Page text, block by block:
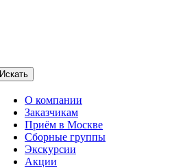
Искать
О компании
Заказчикам
Приём в Москве
Сборные группы
Экскурсии
Акции